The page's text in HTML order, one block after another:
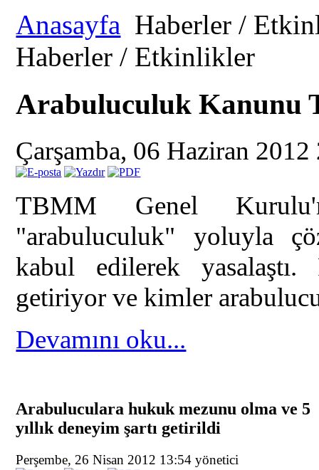
Anasayfa Haberler /
Haberler / Etkinlikler
Arabuluculuk Kanunu
Çarşamba, 06 Haziran
TBMM Genel
"arabuluculuk" yoluyla
kabul edilerek
getiriyor ve kimler
Devamını oku...
Arabuluculara hukuk mezunu olma ve 5
yıllık deneyim şartı getirildi
Perşembe, 26 Nisan 2012 13:54yönetici